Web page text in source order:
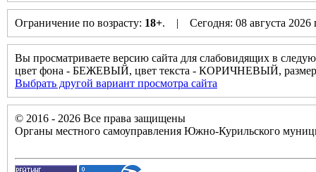
Ограничение по возрасту: 18+. | Сегодня: 08 августа
Вы просматриваете версию сайта для слабовидящих в
цвет фона - БЕЖЕВЫЙ, цвет текста - КОРИЧНЕВЫЙ,
Выбрать другой вариант просмотра сайта
© 2016 - 2026 Все права защищены
Органы местного самоуправления Южно-Курильского